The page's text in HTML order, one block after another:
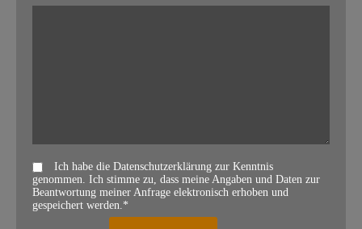
Ich habe die Datenschutzerklärung zur Kenntnis
genommen. Ich stimme zu, dass meine Angaben und Daten zur
Beantwortung meiner Anfrage elektronisch erhoben und
gespeichert werden.*